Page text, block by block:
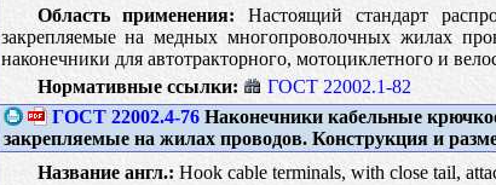
Область применения: Настоящий стандарт
закрепляемые на медных многопроволочных жилах
наконечники для автотракторного, мотоциклетного и
Нормативные ссылки:
ГОСТ 22002.1-82
ГОСТ 22002.4-76Наконечники кабельные
закрепляемые на жилах проводов. Конструкция и
Название англ.: Hook cable terminals, with close tail,